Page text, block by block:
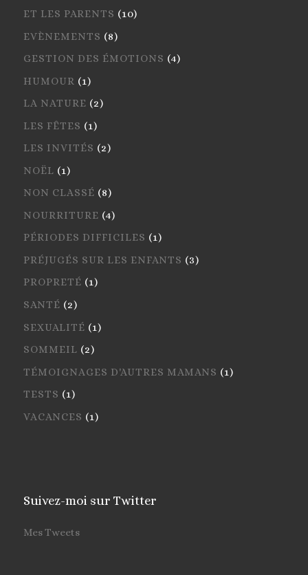
ET LES PARENTS (10)
EVÈNEMENTS (8)
GESTION DES ÉMOTIONS (4)
HUMOUR (1)
LA NATURE (2)
LES FÊTES (1)
LES INVITÉS (2)
NOËL (1)
NON CLASSÉ (8)
NOURRITURE (4)
PÉRIODES DIFFICILES (1)
PRÉJUGÉS SUR LES ENFANTS (3)
PROPRETÉ (1)
SANTÉ (2)
SEXUALITÉ (1)
SOMMEIL (2)
TÉMOIGNAGES D'AUTRES MAMANS (1)
TESTS (1)
VACANCES (1)
Suivez-moi sur Twitter
Mes Tweets